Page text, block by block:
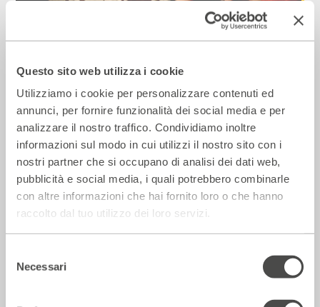
Questo sito web utilizza i cookie
Utilizziamo i cookie per personalizzare contenuti ed
annunci, per fornire funzionalità dei social media e per
analizzare il nostro traffico. Condividiamo inoltre
informazioni sul modo in cui utilizzi il nostro sito con i
nostri partner che si occupano di analisi dei dati web,
pubblicità e social media, i quali potrebbero combinarle
con altre informazioni che hai fornito loro o che hanno
raccolto dal tuo utilizzo dei loro servizi.
delNecessari
2023 - 2024 Cartellone
Incontri e Libri